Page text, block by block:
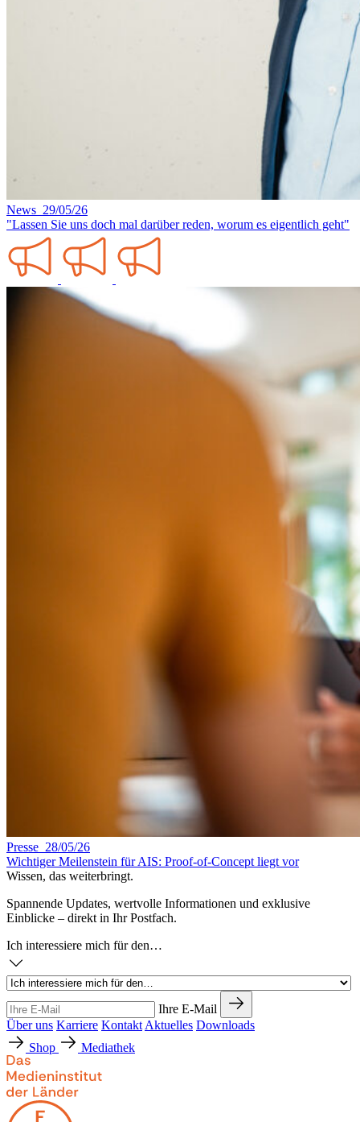
News 29/05/26
"Lassen Sie uns doch mal darüber reden, worum es eigentlich geht"
Presse 28/05/26
Wichtiger Meilenstein für AIS: Proof-of-Concept liegt vor
Wissen, das weiterbringt.
Spannende Updates, wertvolle Informationen und exklusive
Einblicke – direkt in Ihr Postfach.
Ich interessiere mich für den…
Ihre E-Mail
Über uns Karriere Kontakt Aktuelles Downloads
Shop
Mediathek